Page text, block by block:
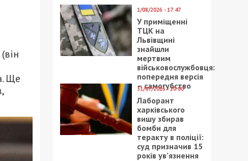
Ще
1/08/2026 - 17:47
У приміщенні
ТЦК на
Львівщині
знайшли
мертвим
військовослужбовця:
попередня версія
– самогубство
31/07/2026 - 20:00
Лаборант
харківського
вишу збирав
бомби для
теракту в поліції:
суд призначив 15
років ув’язнення